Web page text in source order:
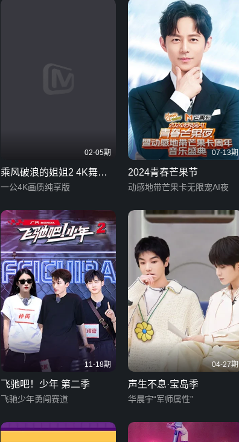
02-05期
乘风破浪的姐姐2 4K舞台
纯享版
一公4K画质纯享版
07-13期
2024青春芒果节
动感地带芒果卡无限宠AI夜
11-18期
飞驰吧！少年 第二季
飞驰少年勇闯赛道
04-27期
声生不息·宝岛季
华晨宇“军师属性”